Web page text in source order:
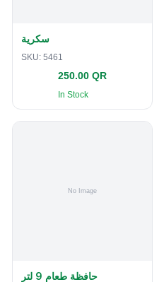
سكرية
SKU: 5461
250.00 QR
In Stock
حافظة طعام 9 لتر